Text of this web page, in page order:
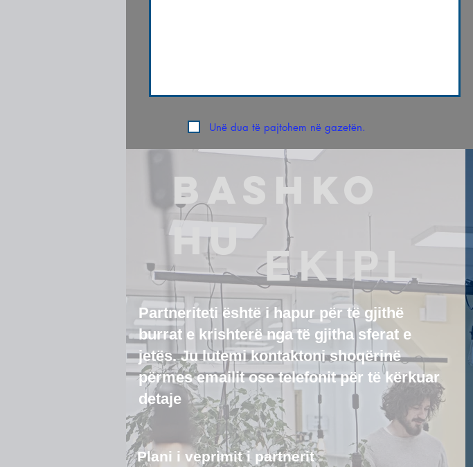
Unë dua të pajtohem në gazetën.
Paraqisni kërkesën tuaj
EKIPI
BASHKO
HU
Partneriteti është i hapur për të gjithë
burrat e krishterë nga të gjitha sferat e
jetës. Ju lutemi kontaktoni shoqërinë
përmes emailit ose telefonit për të kërkuar
detaje
Plani i veprimit i partnerit